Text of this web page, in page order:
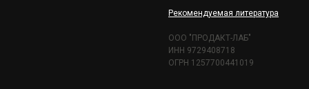
Рекомендуемая литература
ООО "ПРОДАКТ-ЛАБ"
ИНН 9729408718
ОГРН 1257700441019